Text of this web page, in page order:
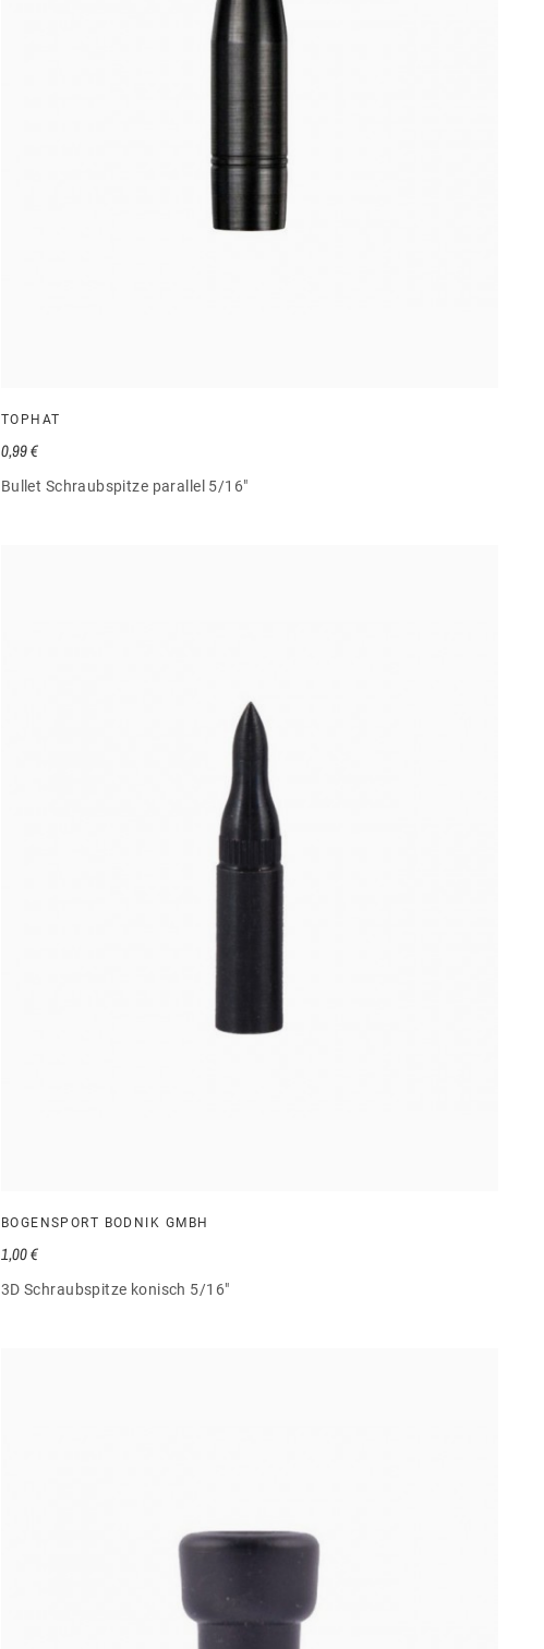
TOPHAT
Bullet Schraubspitze parallel 5/16"
0,99 €
BOGENSPORT BODNIK GMBH
3D Schraubspitze konisch 5/16"
1,00 €